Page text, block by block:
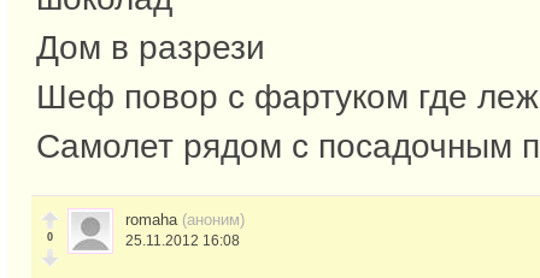
Дом в разрези
Шеф повор с фартуком где
Самолет рядом с посадочным
0
romaha (аноним)
25.11.2012 16:08